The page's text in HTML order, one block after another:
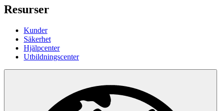
Resurser
Kunder
Säkerhet
Hjälpcenter
Utbildningscenter